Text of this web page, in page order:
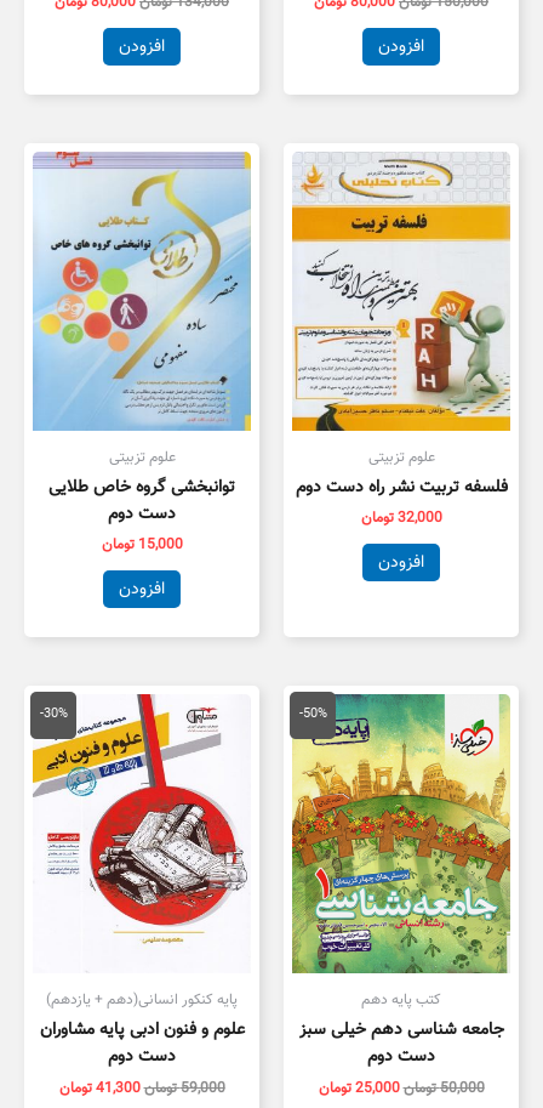
افزودن افزودن
علوم تزبیتی
فلسفه تربیت نشر راه دست دوم
32,000تومان
افزودن
علوم تزبیتی
توانبخشی گروه خاص طلایی
دست دوم
15,000 تومان
افزودن
-50%
کتب پایه دهم
جامعه شناسی دهم خیلی سبز
دست دوم
50,000تومان
قیمت
اصلی
50,000 تومان
بود.
25,000تومان
قیمت
فعلی
است.
-30%
پایه کنکور انسانی(دهم + یازدهم)
علوم و فنون ادبی پایه مشاوران
دست دوم
59,000تومان
قیمت
اصلی
59,000 تومان
بود.
41,300تومان
قیمت
فعلی
است.